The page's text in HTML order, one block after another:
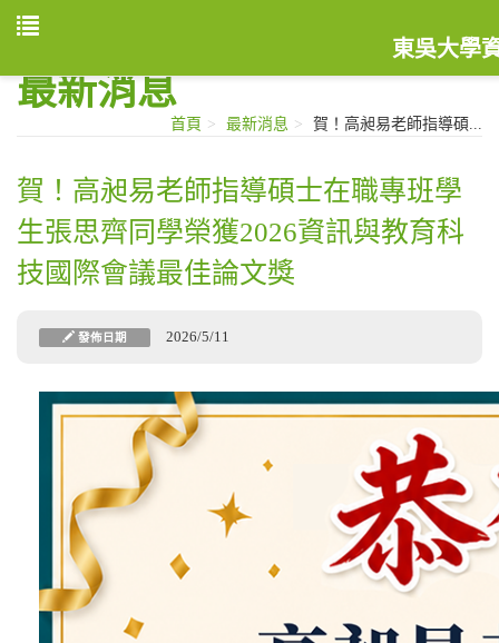
東吳大學
最新消息
首頁 最新消息 賀！高昶易老師指導碩...
賀！高昶易老師指導碩士在職專班學
生張思齊同學榮獲2026資訊與教育科
技國際會議最佳論文獎
發佈日期 2026/5/11